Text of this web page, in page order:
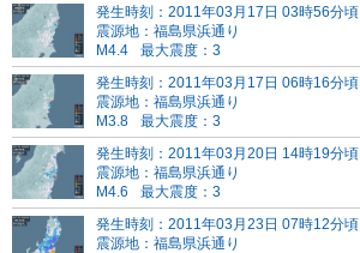
発生時刻：2011年03月17日 03時56分頃
震源地：福島県浜通り
M4.4
最大震度：3
発生時刻：2011年03月17日 06時16分頃
震源地：福島県浜通り
M3.8
最大震度：3
発生時刻：2011年03月20日 14時19分頃
震源地：福島県浜通り
M4.6
最大震度：3
発生時刻：2011年03月23日 07時12分頃
震源地：福島県浜通り